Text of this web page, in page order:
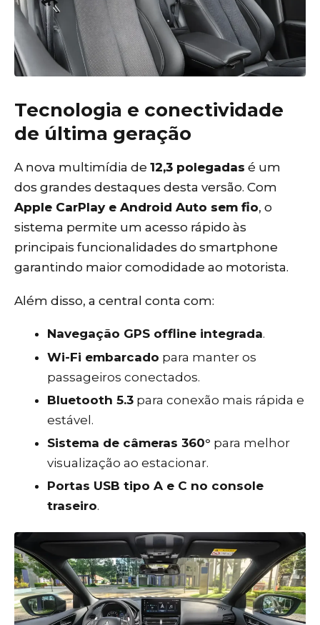
Tecnologia e conectividade
de última geração
A nova multimídia de 12,3 polegadas é um
dos grandes destaques desta versão. Com
Apple CarPlay e Android Auto sem fio, o
sistema permite um acesso rápido às
principais funcionalidades do smartphone
garantindo maior comodidade ao motorista.
Além disso, a central conta com:
Navegação GPS offline integrada.
Wi-Fi embarcado para manter os
passageiros conectados.
Bluetooth 5.3 para conexão mais rápida e
estável.
Sistema de câmeras 360° para melhor
visualização ao estacionar.
Portas USB tipo A e C no console
traseiro.